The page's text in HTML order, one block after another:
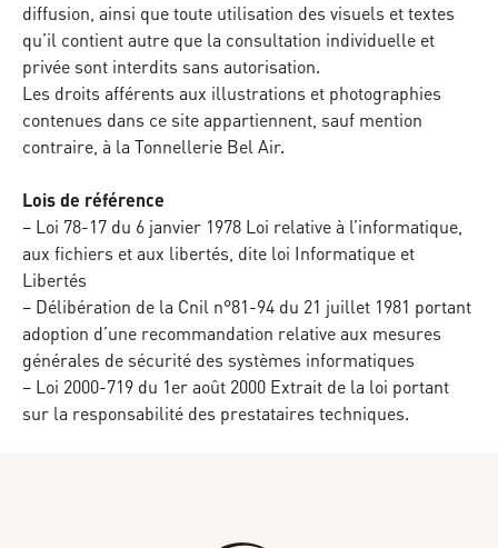
diffusion, ainsi que toute utilisation des visuels et textes
qu’il contient autre que la consultation individuelle et
privée sont interdits sans autorisation.
Les droits afférents aux illustrations et photographies
contenues dans ce site appartiennent, sauf mention
contraire, à la Tonnellerie Bel Air.
Lois de référence
– Loi 78-17 du 6 janvier 1978 Loi relative à l’informatique,
aux fichiers et aux libertés, dite loi Informatique et
Libertés
– Délibération de la Cnil n°81-94 du 21 juillet 1981 portant
adoption d’une recommandation relative aux mesures
générales de sécurité des systèmes informatiques
– Loi 2000-719 du 1er août 2000 Extrait de la loi portant
sur la responsabilité des prestataires techniques.